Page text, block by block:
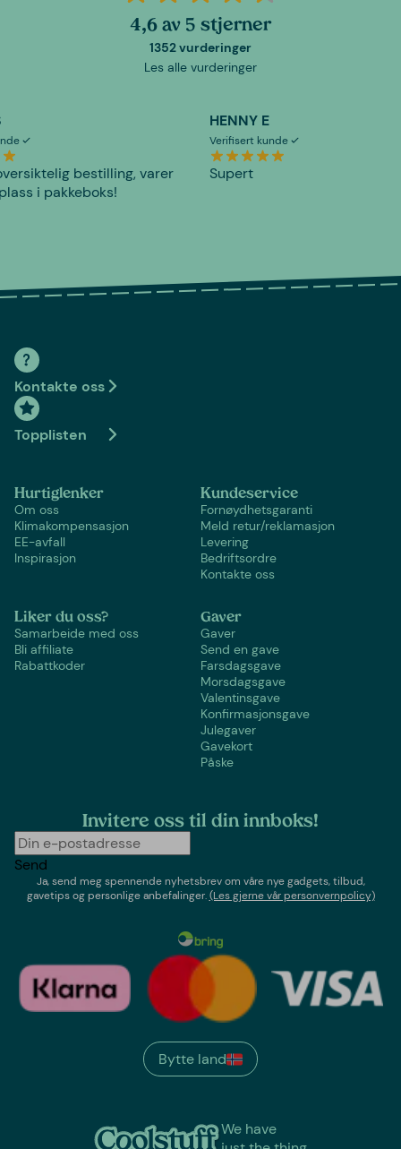
4,6 av 5 stjerner
1352 vurderinger
Les alle vurderinger
bestilling, varer
i pakkeboks!
HENNY E
Verifisert kunde
Supert
Kontakte oss
Topplisten
Hurtiglenker
Om oss
Klimakompensasjon
EE-avfall
Inspirasjon
Kundeservice
Fornøydhetsgaranti
Meld retur/reklamasjon
Levering
Bedriftsordre
Kontakte oss
Liker du oss?
Samarbeide med oss
Bli affiliate
Rabattkoder
Gaver
Gaver
Send en gave
Farsdagsgave
Morsdagsgave
Valentinsgave
Konfirmasjonsgave
Julegaver
Gavekort
Påske
Invitere oss til din innboks!
Send
Ja, send meg spennende nyhetsbrev om våre nye gadgets, tilbud,
gavetips og personlige anbefalinger.(Les gjerne vår personvernpolicy)
We have
Bytte land